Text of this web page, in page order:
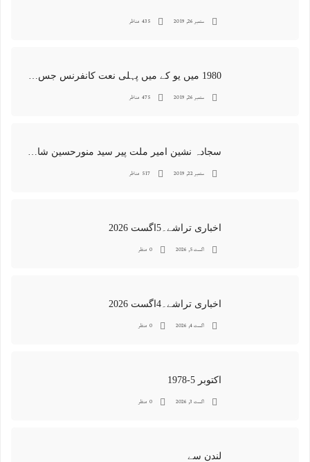
ستمبر 26, 2019 435 مناظر
ستمبر 26, 2019 475 مناظر
ستمبر 22, 2019 517 مناظر
اخباری تراشے۔5اگست 2026
اگست 5, 2026 0 منظر
اخباری تراشے۔4اگست 2026
اگست 4, 2026 0 منظر
اکتوبر 5-1978
اگست 3, 2026 0 منظر
لندن سے